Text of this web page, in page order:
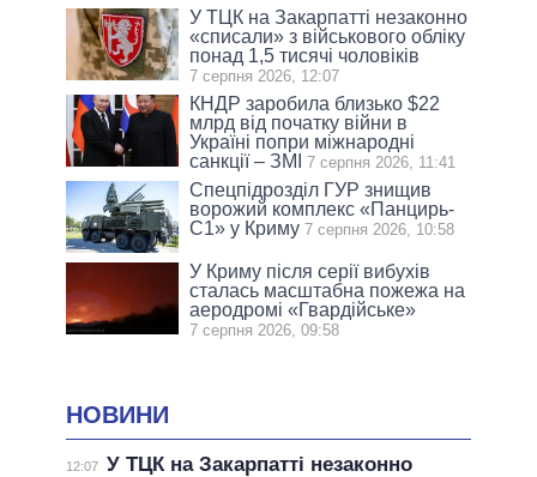
У ТЦК на Закарпатті незаконно
«списали» з військового обліку
понад 1,5 тисячі чоловіків
7 серпня 2026, 12:07
КНДР заробила близько $22
млрд від початку війни в
Україні попри міжнародні
санкції – ЗМІ
7 серпня 2026, 11:41
Спецпідрозділ ГУР знищив
ворожий комплекс «Панцирь-
С1» у Криму 7 серпня 2026, 10:58
У Криму після серії вибухів
сталась масштабна пожежа на
аеродромі «Гвардійське»
7 серпня 2026, 09:58
НОВИНИ
12:07 У ТЦК на Закарпатті незаконно